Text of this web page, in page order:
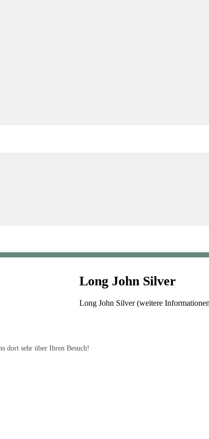
Long John Silver
Long John Silver (weitere
dort sehr über Ihren Besuch!